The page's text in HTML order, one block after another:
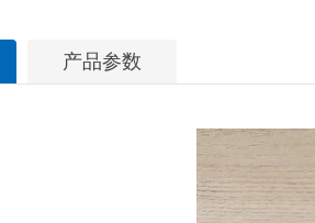
产品参数